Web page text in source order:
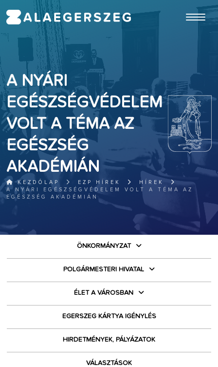
A NYÁRI
EGÉSZSÉGVÉDELEM
VOLT A TÉMA AZ
EGÉSZSÉG
AKADÉMIÁN
KEZDŐLAP EZP HÍREK
HÍREK
A NYÁRI EGÉSZSÉGVÉDELEM VOLT A TÉMA AZ
EGÉSZSÉG AKADÉMIÁN
ÖNKORMÁNYZAT
POLGÁRMESTERI HIVATAL
ÉLET A VÁROSBAN
EGERSZEG KÁRTYA IGÉNYLÉS
HIRDETMÉNYEK, PÁLYÁZATOK
VÁLASZTÁSOK